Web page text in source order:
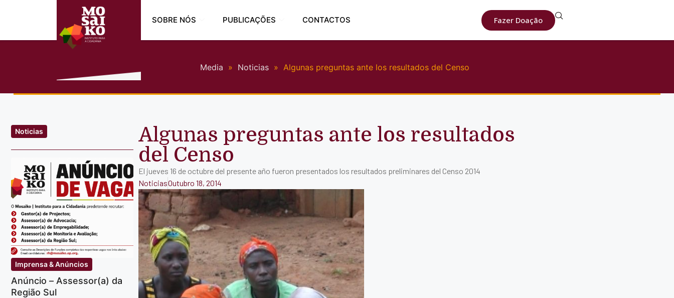
SOBRE NÓS PUBLICAÇÕES CONTACTOS Fazer Doação
Media » Noticias » Algunas preguntas ante los resultados del Censo
Noticias
Imprensa & Anúncios
Anúncio – Assessor(a) da
Região Sul
Algunas preguntas ante los resultados
del Censo
El jueves 16 de octubre del presente año fueron presentados los resultados preliminares del Censo 2014
NoticiasOutubro 18, 2014